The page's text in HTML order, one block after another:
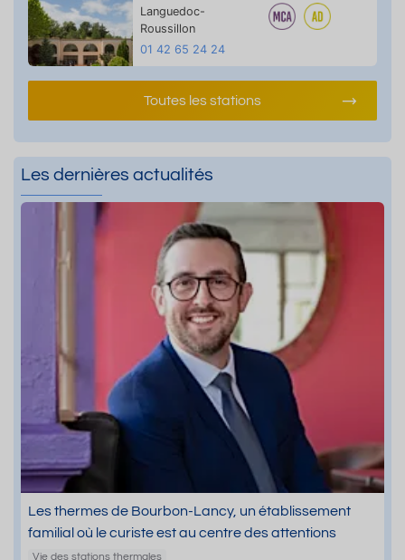
Languedoc-
Roussillon
01 42 65 24 24
Toutes les stations
Les dernières actualités
Les thermes de Bourbon-Lancy, un établissement
familial où le curiste est au centre des attentions
Vie des stations thermales